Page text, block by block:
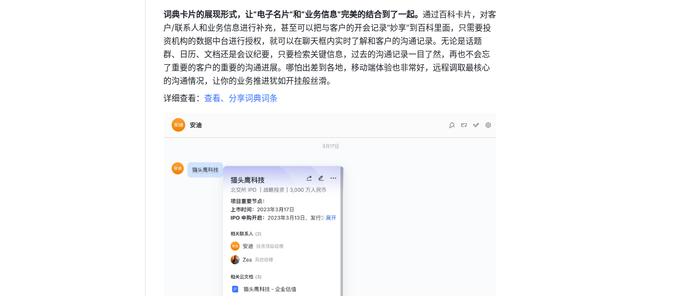
词典卡片的展现形式，让“电子名片”和“业务信息”完美的结合到了一起。 通过百科卡片，对客
户/联系人和业务信息进行补充，甚至可以把与客户的开会记录“妙享”到百科里面，只需要投
资机构的数据中台进行授权，就可以在聊天框内实时了解和客户的沟通记录。无论是话题
群、日历、文档还是会议纪要，只要检索关键信息，过去的沟通记录一目了然，再也不会忘
了重要的客户的重要的沟通进展。哪怕出差到各地，移动端体验也非常好，远程调取最核心
的沟通情况，让你的业务推进犹如开挂般丝滑。
详细查看： 查看、分享词典词条